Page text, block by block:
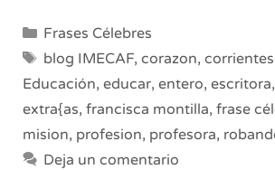
Categorías
Frases Célebres
Etiquetas
blog IMECAF, corazon, corrientes
Educación, educar, entero, escritora,
extra{as, francisca montilla, frase
mision, profesion, profesora,
Deja un comentario